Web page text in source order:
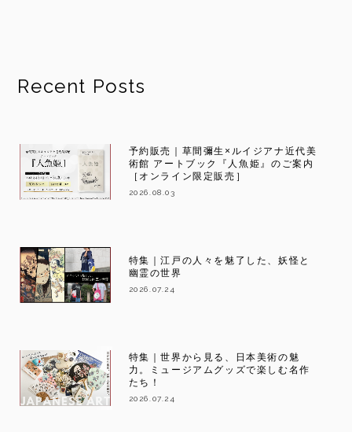
Recent Posts
予約販売｜草間彌生×ルイジアナ近代美
術館 アートブック『人魚姫』のご案内
［オンライン限定販売］
2026.08.03
特集｜江戸の人々を魅了した、妖怪と
幽霊の世界
2026.07.24
特集｜世界から見る、日本美術の魅
力。ミュージアムグッズで楽しむ名作
たち！
2026.07.24